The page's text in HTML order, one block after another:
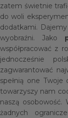
zatem świetnie
do woli
dodatkami.
wyobraźni. Jako
współpracować z
jednocześnie
zagwarantować
spełnią one
towarzyszy nam
naszą osobowość.
żadnych